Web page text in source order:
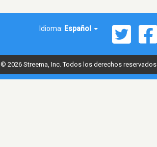
Idioma: Español
© 2026 Streema, Inc. Todos los derechos reservados